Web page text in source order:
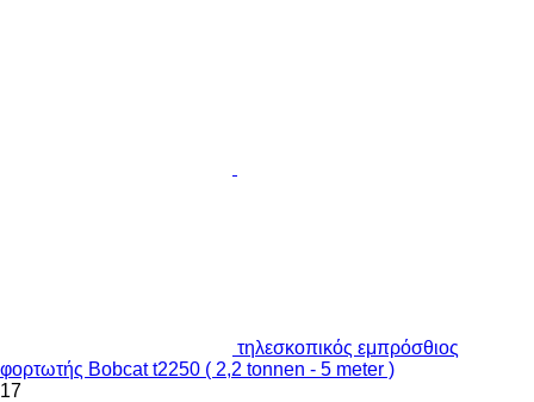
τηλεσκοπικός εμπρόσθιος
φορτωτής Bobcat t2250 ( 2,2 tonnen - 5 meter )
17